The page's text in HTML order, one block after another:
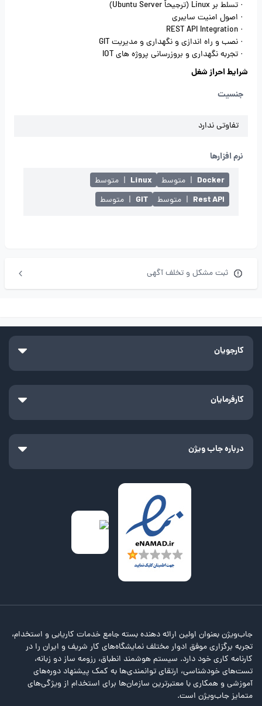
· تسلط بر Linux (ترجیحاً Ubuntu Server)
· اصول امنیت سایبری
· REST API Integration
· نصب و راه اندازی و نگهداری و مدیریت GIT
· تجربه نگهداری و بروزرسانی پروژه های IOT
شرایط احراز شغل
جنسیت
تفاوتی ندارد
نرم افزارها
Docker
| متوسط Linux
| متوسط
Rest API
| متوسط GIT
| متوسط
ثبت مشکل و تخلف آگهی
کارجویان
کارفرمایان
درباره جاب ویژن
جاب‌ویژن بعنوان اولین ارائه دهنده بسته جامع خدمات کاریابی و استخدام،
تجربه برگزاری موفق ادوار مختلف نمایشگاه‌های کار شریف و ایران را در
کارنامه کاری خود دارد. سیستم هوشمند انطباق، رزومه ساز دو زبانه،
تست‌های خودشناسی، ارتقای توانمندی‌ها به کمک پیشنهاد دوره‌های
آموزشی و همکاری با معتبرترین سازمان‌ها برای استخدام از ویژگی‌های
متمایز جاب‌ویژن است.